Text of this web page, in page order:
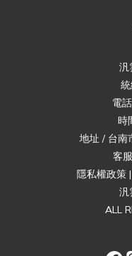
汎
電
時
地址 / 台南
客
隱私權政策 |
汎
ALL